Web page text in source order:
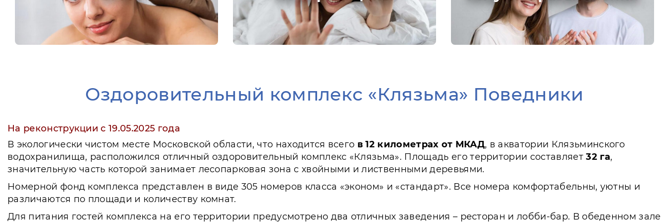
Оздоровительный комплекс «Клязьма» Поведники
На реконструкции с 19.05.2025 года
В экологически чистом месте Московской области, что находится всего в 12 километрах от МКАД, в акватории Клязьминского
водохранилища, расположился отличный оздоровительный комплекс «Клязьма». Площадь его территории составляет32 га,
значительную часть которой занимает лесопарковая зона с хвойными и лиственными деревьями.
Номерной фонд комплекса представлен в виде 305 номеров класса «эконом» и «стандарт». Все номера комфортабельны, уютны и
различаются по площади и количеству комнат.
Для питания гостей комплекса на его территории предусмотрено два отличных заведения – ресторан и лобби-бар. В обеденном зале